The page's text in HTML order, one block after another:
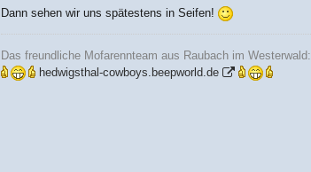
Dann sehen wir uns spätestens in Seifen!
Das freundliche Mofarennteam aus Raubach im Westerwald:
hedwigsthal-cowboys.beepworld.de